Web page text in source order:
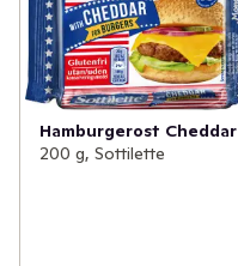
Hamburgerost Cheddar
200 g, Sottilette